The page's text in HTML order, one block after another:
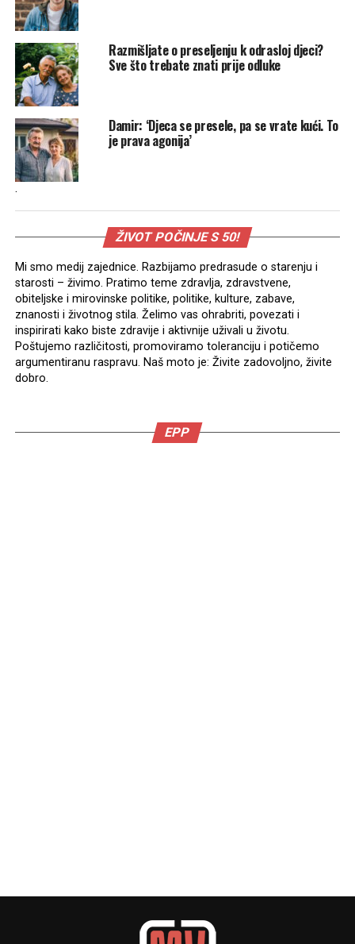
Razmišljate o preseljenju k odrasloj djeci?
Sve što trebate znati prije odluke
Damir: ‘Djeca se presele, pa se vrate kući. To
je prava agonija’
.
ŽIVOT POČINJE S 50!
Mi smo medij zajednice. Razbijamo predrasude o starenju i
starosti – živimo. Pratimo teme zdravlja, zdravstvene,
obiteljske i mirovinske politike, politike, kulture, zabave,
znanosti i životnog stila. Želimo vas ohrabriti, povezati i
inspirirati kako biste zdravije i aktivnije uživali u životu.
Poštujemo različitosti, promoviramo toleranciju i potičemo
argumentiranu raspravu. Naš moto je: Živite zadovoljno, živite
dobro.
EPP